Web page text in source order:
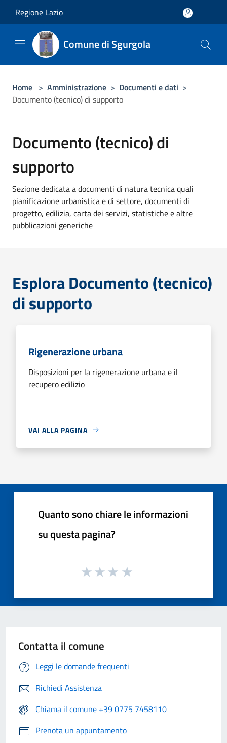
Regione Lazio
Comune di Sgurgola
Home > Amministrazione > Documenti e dati >
Documento (tecnico) di supporto
Documento (tecnico) di
supporto
Sezione dedicata a documenti di natura tecnica quali
pianificazione urbanistica e di settore, documenti di
progetto, edilizia, carta dei servizi, statistiche e altre
pubblicazioni generiche
Esplora Documento (tecnico)
di supporto
Rigenerazione urbana
Disposizioni per la rigenerazione urbana e il
recupero edilizio
VAI ALLA PAGINA
Quanto sono chiare le informazioni
su questa pagina?
Contatta il comune
Leggi le domande frequenti
Richiedi Assistenza
Chiama il comune +39 0775 7458110
Prenota un appuntamento